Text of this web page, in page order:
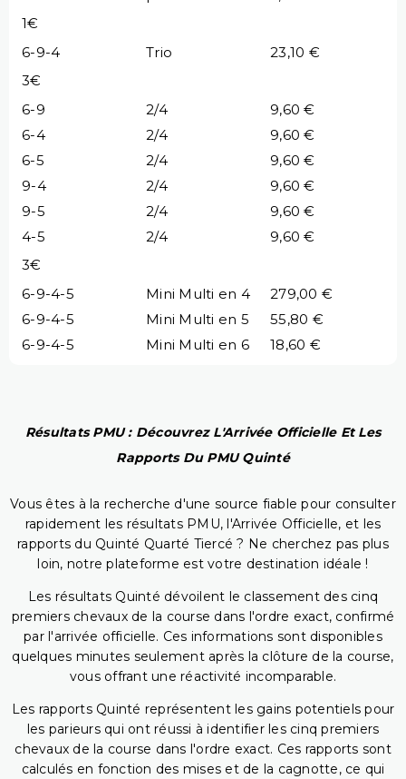
1€
6-9-4
Trio
23,10 €
3€
6-9
2/4
9,60 €
6-4
2/4
9,60 €
6-5
2/4
9,60 €
9-4
2/4
9,60 €
9-5
2/4
9,60 €
4-5
2/4
9,60 €
3€
6-9-4-5
Mini Multi en 4
279,00 €
6-9-4-5
Mini Multi en 5
55,80 €
6-9-4-5
Mini Multi en 6 18,60 €
Résultats PMU : Découvrez L'Arrivée Officielle Et Les
Rapports Du PMU Quinté
Vous êtes à la recherche d'une source fiable pour consulter
rapidement les résultats PMU, l'Arrivée Officielle, et les
rapports du Quinté Quarté Tiercé ? Ne cherchez pas plus
loin, notre plateforme est votre destination idéale !
Les résultats Quinté dévoilent le classement des cinq
premiers chevaux de la course dans l'ordre exact, confirmé
par l'arrivée officielle. Ces informations sont disponibles
quelques minutes seulement après la clôture de la course,
vous offrant une réactivité incomparable.
Les rapports Quinté représentent les gains potentiels pour
les parieurs qui ont réussi à identifier les cinq premiers
chevaux de la course dans l'ordre exact. Ces rapports sont
calculés en fonction des mises et de la cagnotte, ce qui